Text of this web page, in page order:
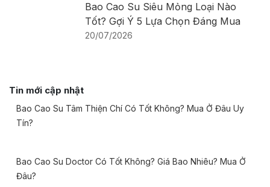
Bao Cao Su Siêu Mỏng Loại Nào
Tốt? Gợi Ý 5 Lựa Chọn Đáng Mua
20/07/2026
Tin mới cập nhật
Bao Cao Su Tâm Thiện Chí Có Tốt Không? Mua Ở Đâu Uy
Tín?
Bao Cao Su Doctor Có Tốt Không? Giá Bao Nhiêu? Mua Ở
Đâu?